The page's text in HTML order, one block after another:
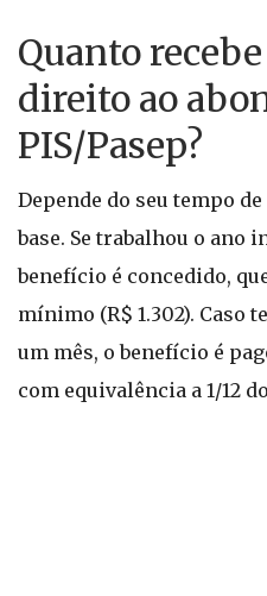
Quanto
direito ao
PIS/Pasep?
Depende do seu tempo
base. Se trabalhou o ano
benefício é concedido,
mínimo (R$ 1.302). Caso
um mês, o benefício é
com equivalência a 1/12